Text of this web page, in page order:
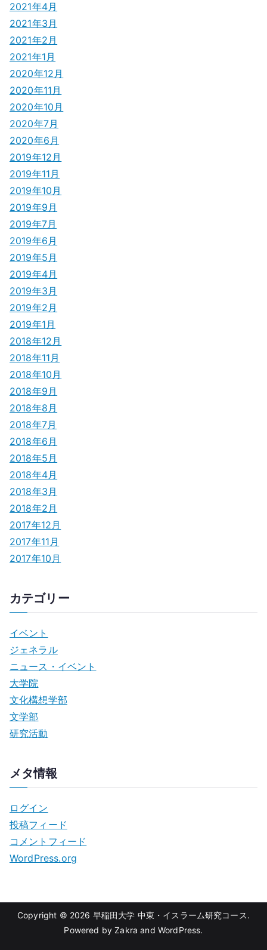
2021年4月
2021年3月
2021年2月
2021年1月
2020年12月
2020年11月
2020年10月
2020年7月
2020年6月
2019年12月
2019年11月
2019年10月
2019年9月
2019年7月
2019年6月
2019年5月
2019年4月
2019年3月
2019年2月
2019年1月
2018年12月
2018年11月
2018年10月
2018年9月
2018年8月
2018年7月
2018年6月
2018年5月
2018年4月
2018年3月
2018年2月
2017年12月
2017年11月
2017年10月
カテゴリー
イベント
ジェネラル
ニュース・イベント
大学院
文化構想学部
文学部
研究活動
メタ情報
ログイン
投稿フィード
コメントフィード
WordPress.org
Copyright © 2026 早稲田大学 中東・イスラーム研究コース.
Powered byZakra and WordPress.